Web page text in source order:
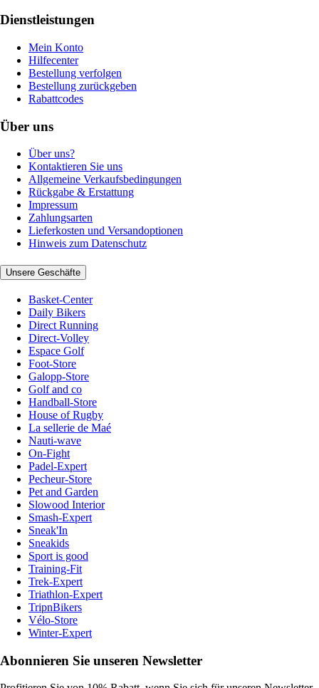
Dienstleistungen
Mein Konto
Hilfecenter
Bestellung verfolgen
Bestellung zurückgeben
Rabattcodes
Über uns
Über uns?
Kontaktieren Sie uns
Allgemeine Verkaufsbedingungen
Rückgabe & Erstattung
Impressum
Zahlungsarten
Lieferkosten und Versandoptionen
Hinweis zum Datenschutz
Unsere Geschäfte
Basket-Center
Daily Bikers
Direct Running
Direct-Volley
Espace Golf
Foot-Store
Galopp-Store
Golf and co
Handball-Store
House of Rugby
La sellerie de Maé
Nauti-wave
On-Fight
Padel-Expert
Pecheur-Store
Pet and Garden
Slowood Interior
Smash-Expert
Sneak'In
Sneakids
Sport is good
Training-Fit
Trek-Expert
Triathlon-Expert
TripnBikers
Vélo-Store
Winter-Expert
Abonnieren Sie unseren Newsletter